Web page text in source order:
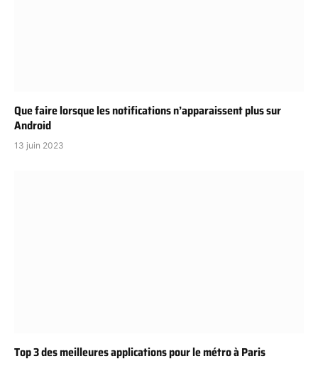
Que faire lorsque les notifications n’apparaissent plus sur
Android
13 juin 2023
Top 3 des meilleures applications pour le métro à Paris